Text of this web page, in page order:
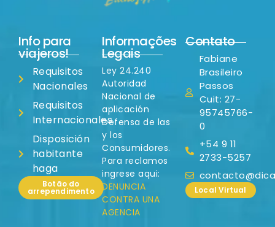
Info para
viajeros!
Requisitos
Nacionales
Requisitos
Internacionales
Disposición
habitante
haga
Botão do
arrependimento
Informações
Legais
Ley 24.240
Autoridad
Nacional de
aplicación
Defensa de las
y los
Consumidores.
Para reclamos
ingrese aqui:
DENUNCIA
CONTRA UNA
AGENCIA
Contato
Fabiane
Brasileiro
Passos
Cuit: 27-
95745766-
0
+54 9 11
2733-5257
Local Virtual